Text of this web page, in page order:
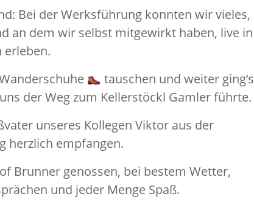
Bei der Werksführung konnten wir vieles,
an dem wir selbst mitgewirkt haben, live in
erleben.
tauschen und weiter ging’s
der Weg zum Kellerstöckl Gamler führte.
unseres Kollegen Viktor aus der
herzlich empfangen.
Brunner genossen, bei bestem Wetter,
und jeder Menge Spaß.